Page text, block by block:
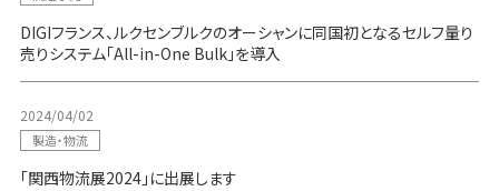
DIGIフランス、ルクセンブルクのオーシャンに同国初となるセルフ量り
売りシステム「All-in-One Bulk」を導入
2024/04/02
製造・物流
「関西物流展2024」に出展します